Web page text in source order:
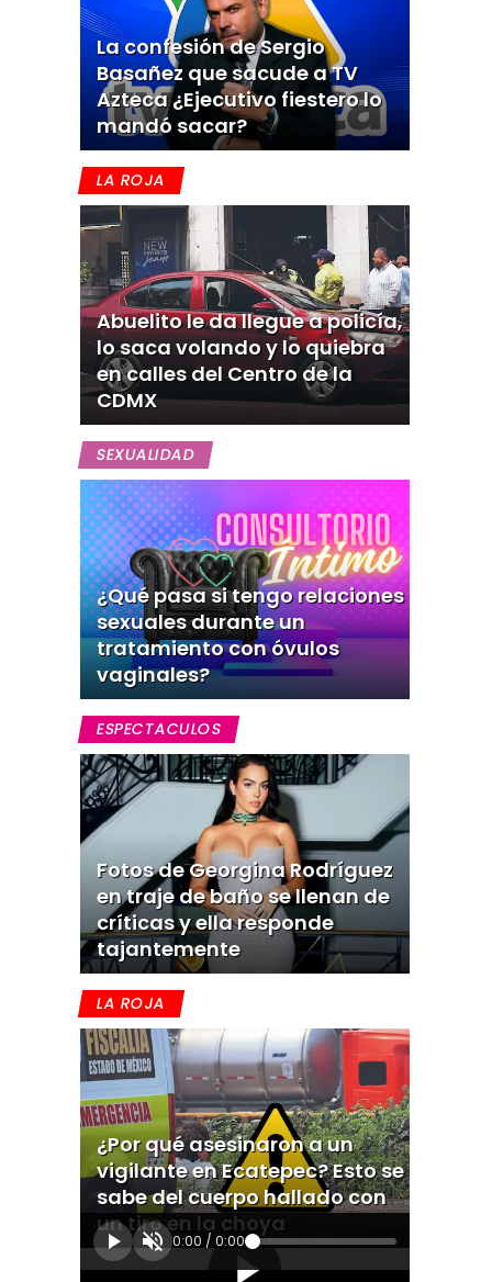
La confesión de Sergio
Basañez que sacude a TV
Azteca ¿Ejecutivo fiestero lo
mandó sacar?
LA ROJA
Abuelito le da llegue a policía,
lo saca volando y lo quiebra
en calles del Centro de la
CDMX
SEXUALIDAD
¿Qué pasa si tengo relaciones
sexuales durante un
tratamiento con óvulos
vaginales?
ESPECTACULOS
Fotos de Georgina Rodríguez
en traje de baño se llenan de
críticas y ella responde
tajantemente
LA ROJA
¿Por qué asesinaron a un
vigilante en Ecatepec? Esto se
sabe del cuerpo hallado con
un tiro en la choya
0:00 / 0:00